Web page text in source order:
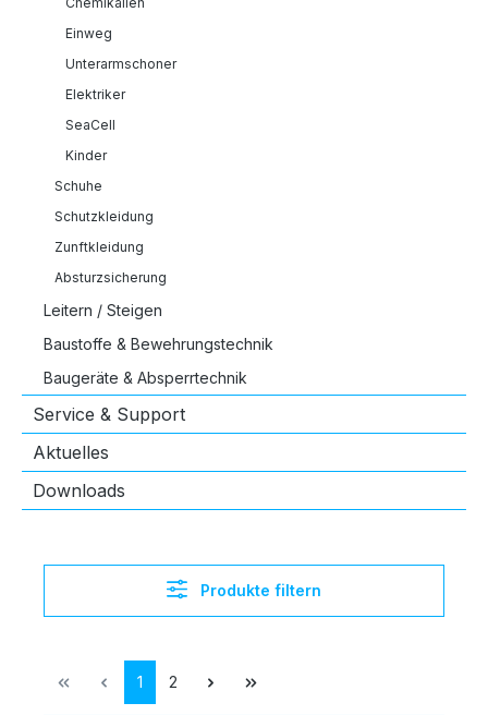
Einweg
Unterarmschoner
Elektriker
SeaCell
Kinder
Schuhe
Schutzkleidung
Zunftkleidung
Absturzsicherung
Leitern / Steigen
Baustoffe & Bewehrungstechnik
Baugeräte & Absperrtechnik
Service & Support
Aktuelles
Downloads
Produkte filtern
Seite
1 Seite
2